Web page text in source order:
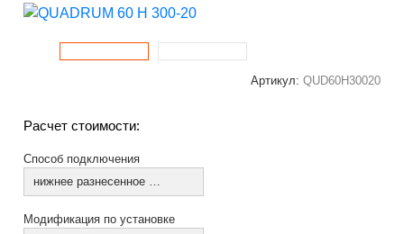
Артикул: QUD60H30020
Расчет стоимости:
Способ подключения
нижнее разнесенное по краям (из коллектора)
Модификация по установке